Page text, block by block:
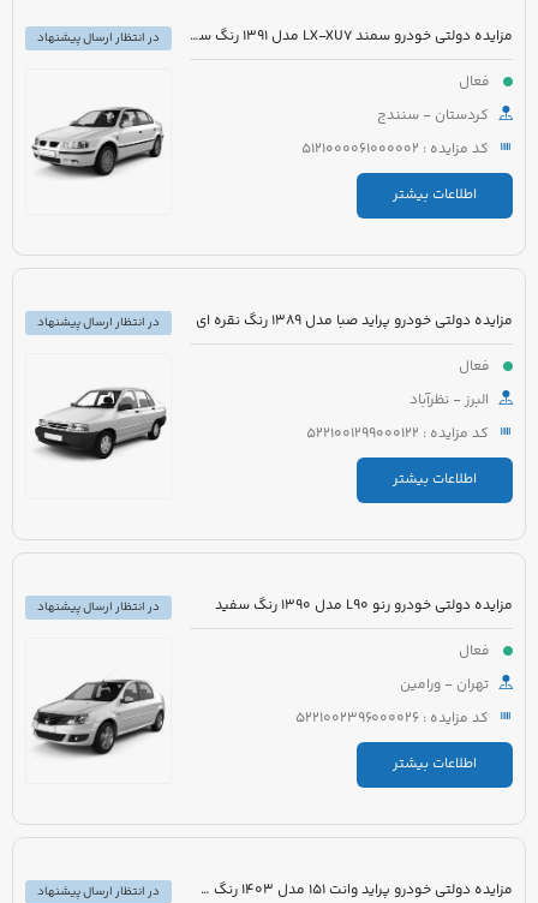
مزایده دولتی خودرو سمند LX-XU7 مدل 1391 رنگ سفید
فعال
کردستان - سنندج
کد مزایده : 5121000061000002
اطلاعات بیشتر
در انتظار ارسال پیشنهاد
مزایده دولتی خودرو پراید صبا مدل 1389 رنگ نقره ای
فعال
البرز - نظرآباد
کد مزایده : 5221001299000122
اطلاعات بیشتر
در انتظار ارسال پیشنهاد
مزایده دولتی خودرو رنو L90 مدل 1390 رنگ سفید
فعال
تهران - ورامین
کد مزایده : 5221002396000026
اطلاعات بیشتر
در انتظار ارسال پیشنهاد
مزایده دولتی خودرو پراید وانت 151 مدل 1403 رنگ سفید صدفی
در انتظار ارسال پیشنهاد